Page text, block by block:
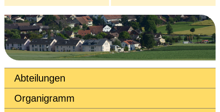
Abteilungen
Organigramm